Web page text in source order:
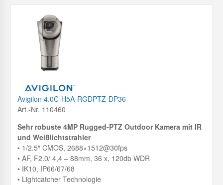
Avigilon 4.0C-H5A-RGDPTZ-DP36
Art.-Nr. 110460
Sehr robuste 4MP Rugged-PTZ Outdoor Kamera mit IR
und Weißlichtstrahler
• 1/2.5″ CMOS, 2688×1512@30fps
• AF, F2.0/ 4,4 – 88mm, 36 x, 120db WDR
• IK10, IP66/67/68
• Lightcatcher Technologie